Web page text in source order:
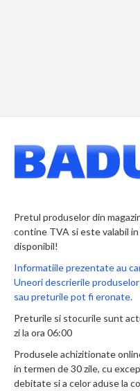
Pretul produselor din
contine TVA si este valabil
disponibil!
Informatiile prezentate au
Uneori descrierile
sau preturile pot fi eronate.
Preturile si stocurile sunt
zi la ora 06:00
Produsele achizitionate
in termen de 30 zile, cu
debitate si a celor aduse la